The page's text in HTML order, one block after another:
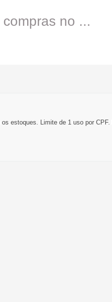
no ...
estoques. Limite de 1 uso por